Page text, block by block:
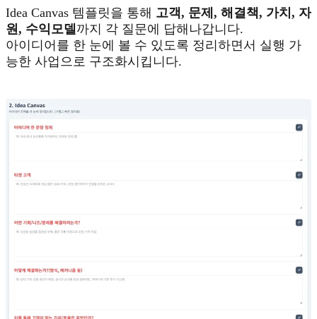
Idea Canvas 템플릿을 통해 고객, 문제, 해결책, 가치, 자
원, 수익모델 까지 각 질문에 답해나갑니다.
아이디어를 한 눈에 볼 수 있도록 정리하면서 실행 가
능한 사업으로 구조화시킵니다.